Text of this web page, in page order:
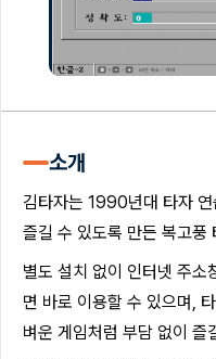
소개
김타자는 1990년대 타자
즐길 수 있도록 만든 복고풍
별도 설치 없이 인터넷 주소
면 바로 이용할 수 있으며,
벼운 게임처럼 부담 없이 즐